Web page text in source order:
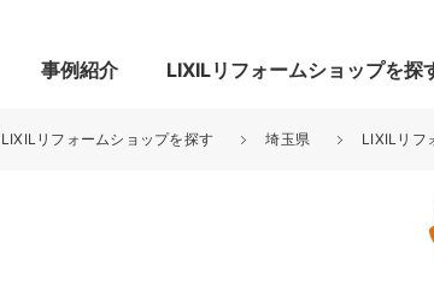
事例紹介 LIXILリフォームショップを探
LIXILリフォームショップを探す 埼玉県 LIXILリフ